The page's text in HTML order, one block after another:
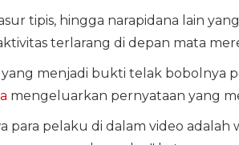
tipis, hingga narapidana lain
terlarang di depan mata
menjadi bukti telak bobolnya
mengeluarkan pernyataan yang
para pelaku di dalam video adalah